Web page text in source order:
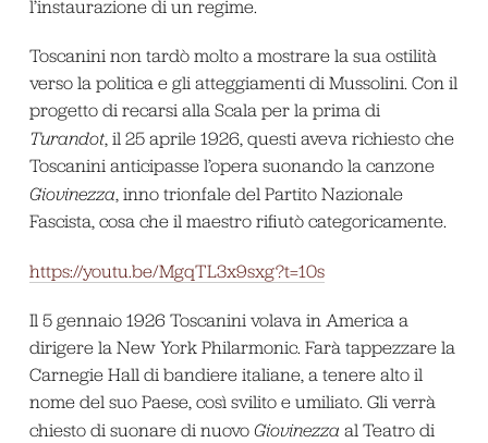
l’instaurazione di un regime.
Toscanini non tardò molto a mostrare la sua ostilità
verso la politica e gli atteggiamenti di Mussolini. Con il
progetto di recarsi alla Scala per la prima di
Turandot, il 25 aprile 1926, questi aveva richiesto che
Toscanini anticipasse l’opera suonando la canzone
Giovinezza, inno trionfale del Partito Nazionale
Fascista, cosa che il maestro rifiutò categoricamente.
https://youtu.be/MgqTL3x9sxg?t=10s
Il 5 gennaio 1926 Toscanini volava in America a
dirigere la New York Philarmonic. Farà tappezzare la
Carnegie Hall di bandiere italiane, a tenere alto il
nome del suo Paese, così svilito e umiliato. Gli verrà
chiesto di suonare di nuovo Giovinezza al Teatro di